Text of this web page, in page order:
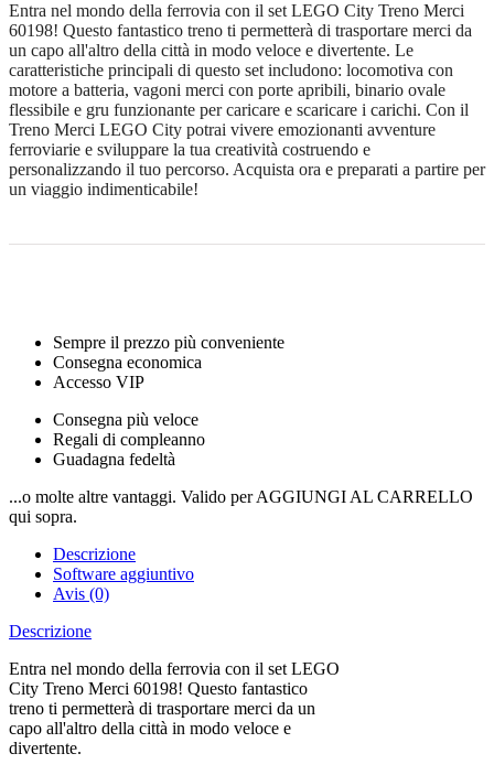
Entra nel mondo della ferrovia con il set LEGO City Treno Merci
60198! Questo fantastico treno ti permetterà di trasportare merci da
un capo all'altro della città in modo veloce e divertente. Le
caratteristiche principali di questo set includono: locomotiva con
motore a batteria, vagoni merci con porte apribili, binario ovale
flessibile e gru funzionante per caricare e scaricare i carichi. Con il
Treno Merci LEGO City potrai vivere emozionanti avventure
ferroviarie e sviluppare la tua creatività costruendo e
personalizzando il tuo percorso. Acquista ora e preparati a partire per
un viaggio indimenticabile!
Sempre il prezzo più conveniente
Consegna economica
Accesso VIP
Consegna più veloce
Regali di compleanno
Guadagna fedeltà
...o molte altre vantaggi. Valido per AGGIUNGI AL CARRELLO
qui sopra.
Descrizione
Software aggiuntivo
Avis (0)
Descrizione
Entra nel mondo della ferrovia con il set LEGO
City Treno Merci 60198! Questo fantastico
treno ti permetterà di trasportare merci da un
capo all'altro della città in modo veloce e
divertente.